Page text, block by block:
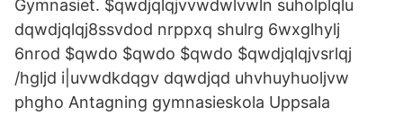
Gymnasiet. $qwdjqlqjvvwdwlvwln suholplqlu
dqwdjqlqj8ssvdod nrppxq shulrg 6wxglhylj
6nrod $qwdo $qwdo $qwdo $qwdjqlqjvsrlqj
/hgljd i|uvwdkdqgv dqwdjqd uhvhuyhuoljvw
phgho Antagning gymnasieskola Uppsala